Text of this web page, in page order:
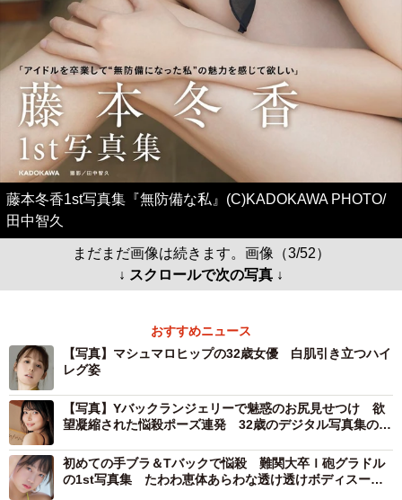
藤本冬香1st写真集『無防備な私』(C)KADOKAWA PHOTO/
田中智久
まだまだ画像は続きます。画像（3/52）
↓ スクロールで次の写真 ↓
おすすめニュース
【写真】マシュマロヒップの32歳女優 白肌引き立つハイ
レグ姿
【写真】Yバックランジェリーで魅惑のお尻見せつけ 欲
望凝縮された悩殺ポーズ連発 32歳のデジタル写真集の女
初めての手ブラ＆Tバックで悩殺 難関大卒Ｉ砲グラドル
の1st写真集 たわわ恵体あらわな透け透けボディスーツ